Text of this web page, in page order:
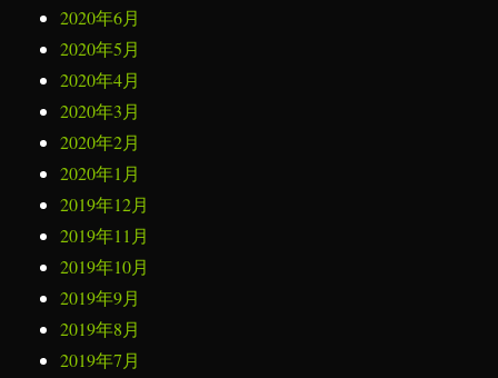
2020年6月
2020年5月
2020年4月
2020年3月
2020年2月
2020年1月
2019年12月
2019年11月
2019年10月
2019年9月
2019年8月
2019年7月